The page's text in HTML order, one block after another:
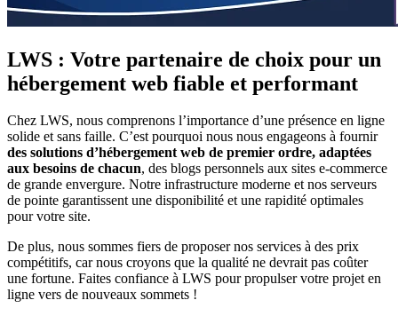
LWS : Votre partenaire de choix pour un
hébergement web fiable et performant
Chez LWS, nous comprenons l’importance d’une présence en ligne
solide et sans faille. C’est pourquoi nous nous engageons à fournir
des solutions d’hébergement web de premier ordre, adaptées
aux besoins de chacun, des blogs personnels aux sites e-commerce
de grande envergure. Notre infrastructure moderne et nos serveurs
de pointe garantissent une disponibilité et une rapidité optimales
pour votre site.
De plus, nous sommes fiers de proposer nos services à des prix
compétitifs, car nous croyons que la qualité ne devrait pas coûter
une fortune. Faites confiance à LWS pour propulser votre projet en
ligne vers de nouveaux sommets !